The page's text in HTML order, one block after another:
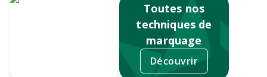
Toutes nos
techniques de
marquage
Découvrir